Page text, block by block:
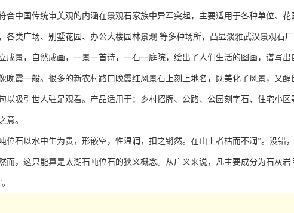
合中国传统审美观的内涵在景观石家族中异军突起，主要适用于各种单位、
各类广场、别墅花园、办公大楼园林景观 等多种场所，凸显淡雅武汉景观石
成景，自然成画，一景一首诗，一石一庭院，绘出了人们生活的图画，谱写
晚霞一般。很多的新农村路口晚霞红风景石上刻上地名，既美化了风景，又
以吸引世人驻足观看。产品适用于：乡村招牌、公路、公园刻字石、住宅小区
意。
位石以水中生为贵，形嵌空，性温润，扣之锵然。在山上者枯而不润”。没错
而，这只能算是太湖石吨位石的狭义概念。从广义来说，凡主要成分为石灰